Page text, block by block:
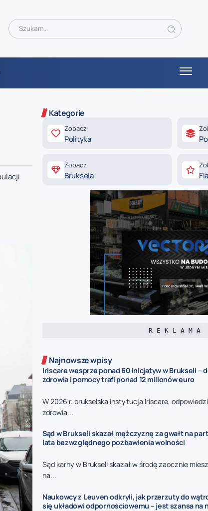
Kategorie
Zobacz
Polityka
Zobacz
Bruksela
R E K L A M A
Najnowsze wpisy
Iriscare wesprze ponad 60 inicjatyw w Brukseli –
zdrowia i pomocy trafi ponad 12 milionów euro
W 2026 r. brukselska instytucja Iriscare,
zdrowia...
Sąd w Brukseli skazał mężczyznę za gwałt na
lata bezwzględnego pozbawienia wolności
Sąd karny w Brukseli skazał w środę zaocznie
na...
Naukowcy z Leuven odkryli, jak przerzuty do
się układowi odpornościowemu – jest szansa na